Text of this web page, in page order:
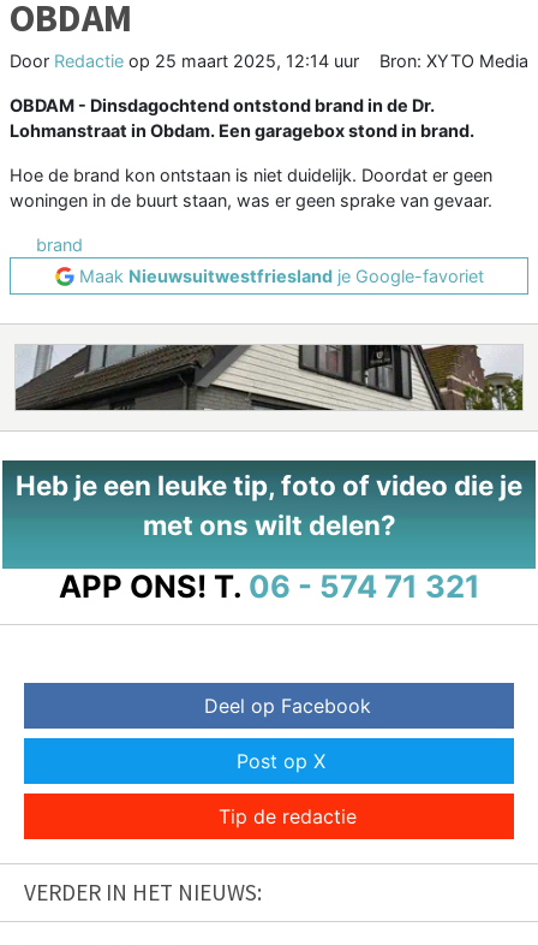
OBDAM
Door Redactie op 25 maart 2025, 12:14 uur Bron: XYTO Media
OBDAM - Dinsdagochtend ontstond brand in de Dr.
Lohmanstraat in Obdam. Een garagebox stond in brand.
Hoe de brand kon ontstaan is niet duidelijk. Doordat er geen
woningen in de buurt staan, was er geen sprake van gevaar.
brand
Maak Nieuwsuitwestfrieslandje Google-favoriet
Heb je een leuke tip, foto of video die je
met ons wilt delen?
APP ONS! T. 06 - 574 71 321
Deel op Facebook
Post op X
Tip de redactie
VERDER IN HET NIEUWS: